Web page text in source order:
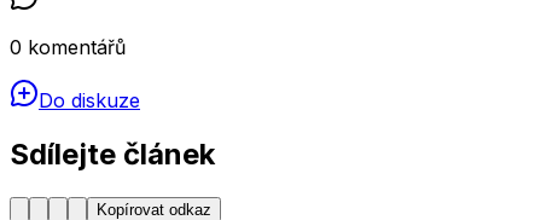
0 komentářů
Do diskuze
Sdílejte článek
Kopírovat odkaz